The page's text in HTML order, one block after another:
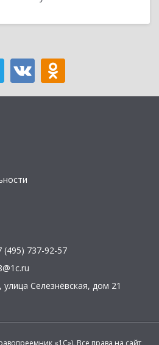
(495) 737-92-57
, улица Селезнёвская, дом 21